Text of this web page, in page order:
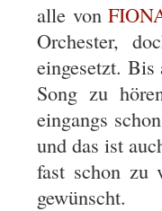
alle von
Orchester,
eingesetzt.
Song zu
eingangs
und das ist
fast schon zu
gewünscht.